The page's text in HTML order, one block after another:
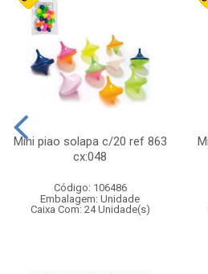
Mini piao solapa c/20 ref 863
cx:048
Código: 106486
Embalagem: Unidade
Caixa Com: 24 Unidade(s)